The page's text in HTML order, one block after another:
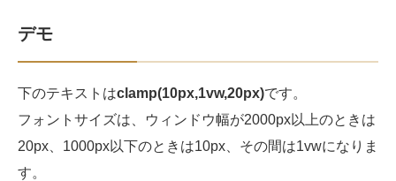
デモ
下のテキストはclamp(10px,1vw,20px)です。
フォントサイズは、ウィンドウ幅が2000px以上のときは
20px、1000px以下のときは10px、その間は1vwになりま
す。